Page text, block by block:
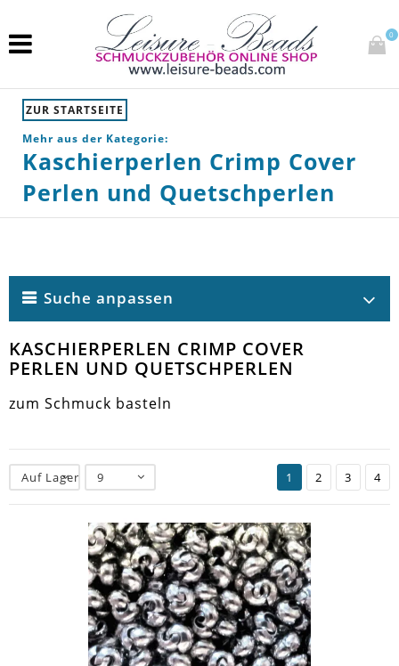
0
ZUR STARTSEITE
Mehr aus der Kategorie:
Kaschierperlen Crimp Cover
Perlen und Quetschperlen
Suche anpassen
KASCHIERPERLEN CRIMP COVER
PERLEN UND QUETSCHPERLEN
zum Schmuck basteln
Auf Lager 9 1 2 3 4